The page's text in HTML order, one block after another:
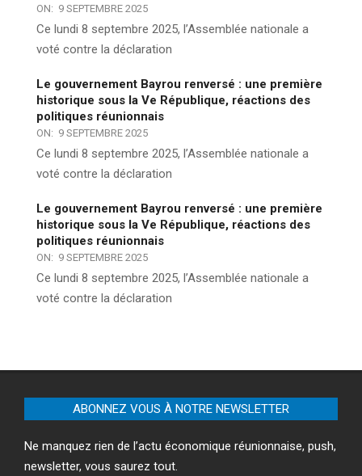
ON: 9 SEPTEMBRE 2025
Ce lundi 8 septembre 2025, l’Assemblée nationale a
voté contre la déclaration
Le gouvernement Bayrou renversé : une première
historique sous la Ve République, réactions des
politiques réunionnais
ON: 9 SEPTEMBRE 2025
Ce lundi 8 septembre 2025, l’Assemblée nationale a
voté contre la déclaration
Le gouvernement Bayrou renversé : une première
historique sous la Ve République, réactions des
politiques réunionnais
ON: 9 SEPTEMBRE 2025
Ce lundi 8 septembre 2025, l’Assemblée nationale a
voté contre la déclaration
ABONNEZ VOUS À NOTRE NEWSLETTER
Ne manquez rien de l’actu économique réunionnaise, push,
newsletter, vous saurez tout.